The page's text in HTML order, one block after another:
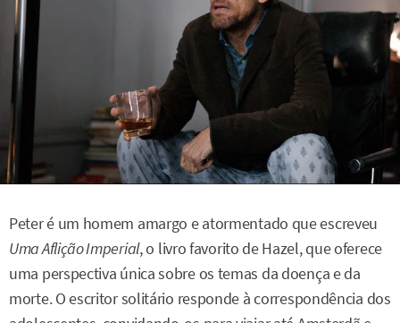
Peter é um homem amargo e atormentado que escreveu
Uma Aflição Imperial, o livro favorito de Hazel, que oferece
uma perspectiva única sobre os temas da doença e da
morte. O escritor solitário responde à correspondência dos